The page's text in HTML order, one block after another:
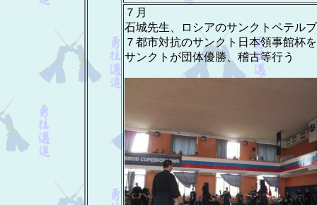
７月
石城先生、ロシアのサンクトペテル
７都市対抗のサンクト日本領事館杯
サンクトが団体優勝、稽古等行う